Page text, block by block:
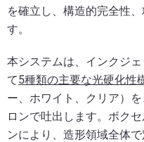
を確立し、構造的完全性
す。
本システムは、インクジ
て5種類の主要な光硬化性
ー、ホワイト、クリア）
ロンで吐出します。ボク
ンにより、造形領域全体